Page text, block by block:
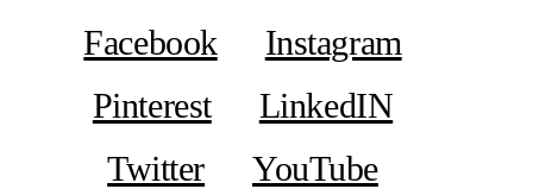
Facebook
Instagram
Pinterest
LinkedIN
Twitter
YouTube